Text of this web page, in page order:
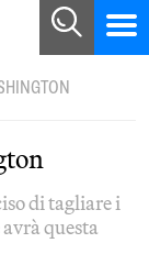
di tagliare i
questa